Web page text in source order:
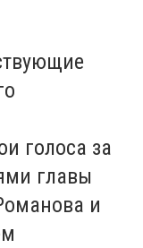
голоса за
главы
и